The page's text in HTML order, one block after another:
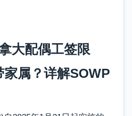
大配偶工签限
家属？详解SOWP